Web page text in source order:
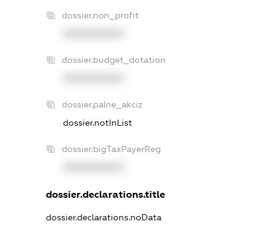
dossier.non_profit
dossier.budget_dotation
dossier.palne_akciz
dossier.notInList
dossier.bigTaxPayerReg
dossier.declarations.title
dossier.declarations.noData